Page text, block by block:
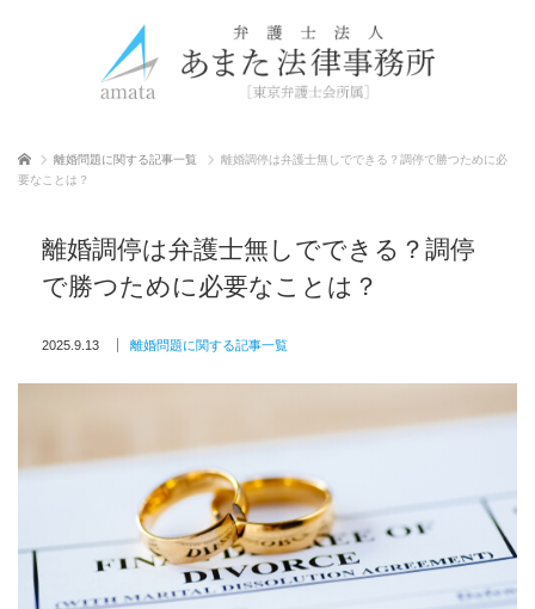
ホーム 離婚問題に関する記事一覧
離婚調停は弁護士無しでできる？調停で勝つために必
要なことは？
離婚調停は弁護士無しでできる？調停
で勝つために必要なことは？
2025.9.13 離婚問題に関する記事一覧